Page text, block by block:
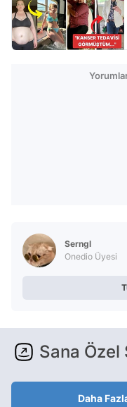
Serngl
Onedio Üyesi
Sana
Daha